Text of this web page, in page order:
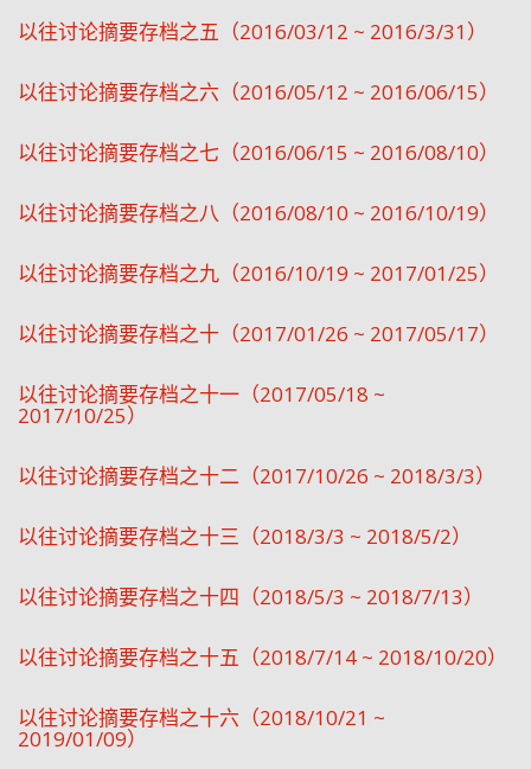
以往讨论摘要存档之五（2016/03/12 ~ 2016/3/31）
以往讨论摘要存档之六（2016/05/12 ~ 2016/06/15）
以往讨论摘要存档之七（2016/06/15 ~ 2016/08/10）
以往讨论摘要存档之八（2016/08/10 ~ 2016/10/19）
以往讨论摘要存档之九（2016/10/19 ~ 2017/01/25）
以往讨论摘要存档之十（2017/01/26 ~ 2017/05/17）
以往讨论摘要存档之十一（2017/05/18 ~
2017/10/25）
以往讨论摘要存档之十二（2017/10/26 ~ 2018/3/3）
以往讨论摘要存档之十三（2018/3/3 ~ 2018/5/2）
以往讨论摘要存档之十四（2018/5/3 ~ 2018/7/13）
以往讨论摘要存档之十五（2018/7/14 ~ 2018/10/20）
以往讨论摘要存档之十六（2018/10/21 ~
2019/01/09）